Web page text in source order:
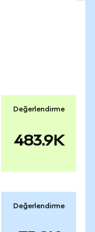
Değerlendirme
483.9K
Değerlendirme